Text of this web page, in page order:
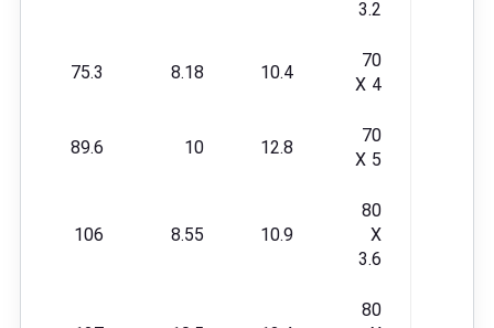
3.2
70
X 4
10.4
8.18
75.3
70
X 5
12.8
10
89.6
80
X
3.6
10.9
8.55
106
80